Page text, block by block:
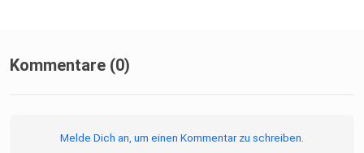
Kommentare (0)
Melde Dich an, um einen Kommentar zu schreiben.